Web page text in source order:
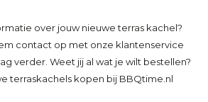
over jouw nieuwe terras kachel?
contact op met onze klantenservice
verder. Weet jij al wat je wilt bestellen?
terraskachels kopen bij BBQtime.nl